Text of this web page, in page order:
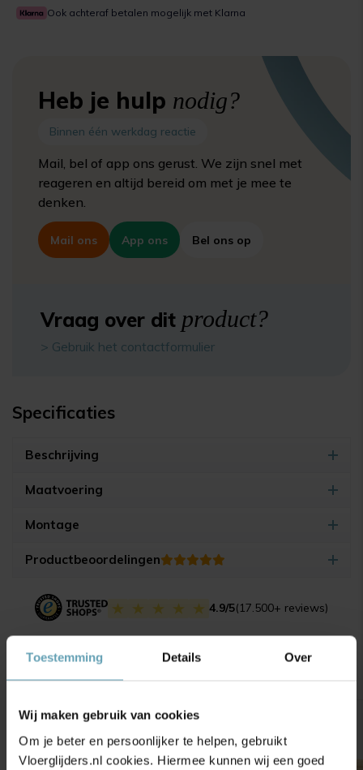
Toestemming Details Over
Wij maken gebruik van cookies
Om je beter en persoonlijker te helpen, gebruikt
Vloerglijders.nl cookies. Hiermee kunnen wij een goed
Ook achteraf betalen mogelijk met Klarna
Heb je hulp nodig?
Binnen één werkdag reactie
Mail, bel of app ons gerust. We zijn snel met
reageren en altijd bereid om met je mee te
denken.
Mail ons App ons Bel ons op
Vraag over dit product?
> Gebruik het contactformulier
Specificaties
Beschrijving
Maatvoering
Montage
Productbeoordelingen
4.9/5(17.500+ reviews)
Gerelateerde producten